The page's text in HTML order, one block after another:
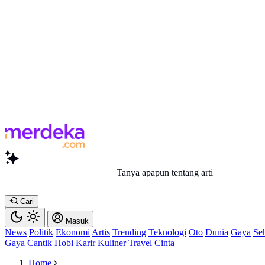
Tanya apapu
Cari
Masuk
News Politik Ekonomi Artis Trending Teknologi Oto Dunia Gaya
Gaya Cantik Hobi KarirKulinerTravel Cinta
Home